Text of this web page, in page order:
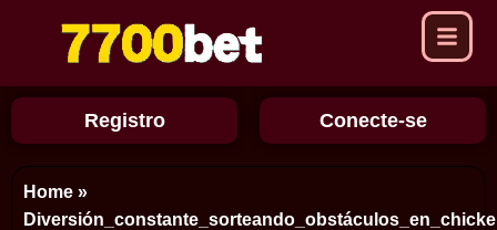
Registro Conecte-se
Home »